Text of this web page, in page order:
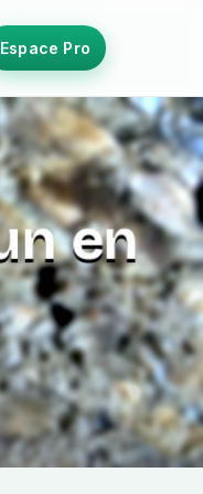
Espace Pro